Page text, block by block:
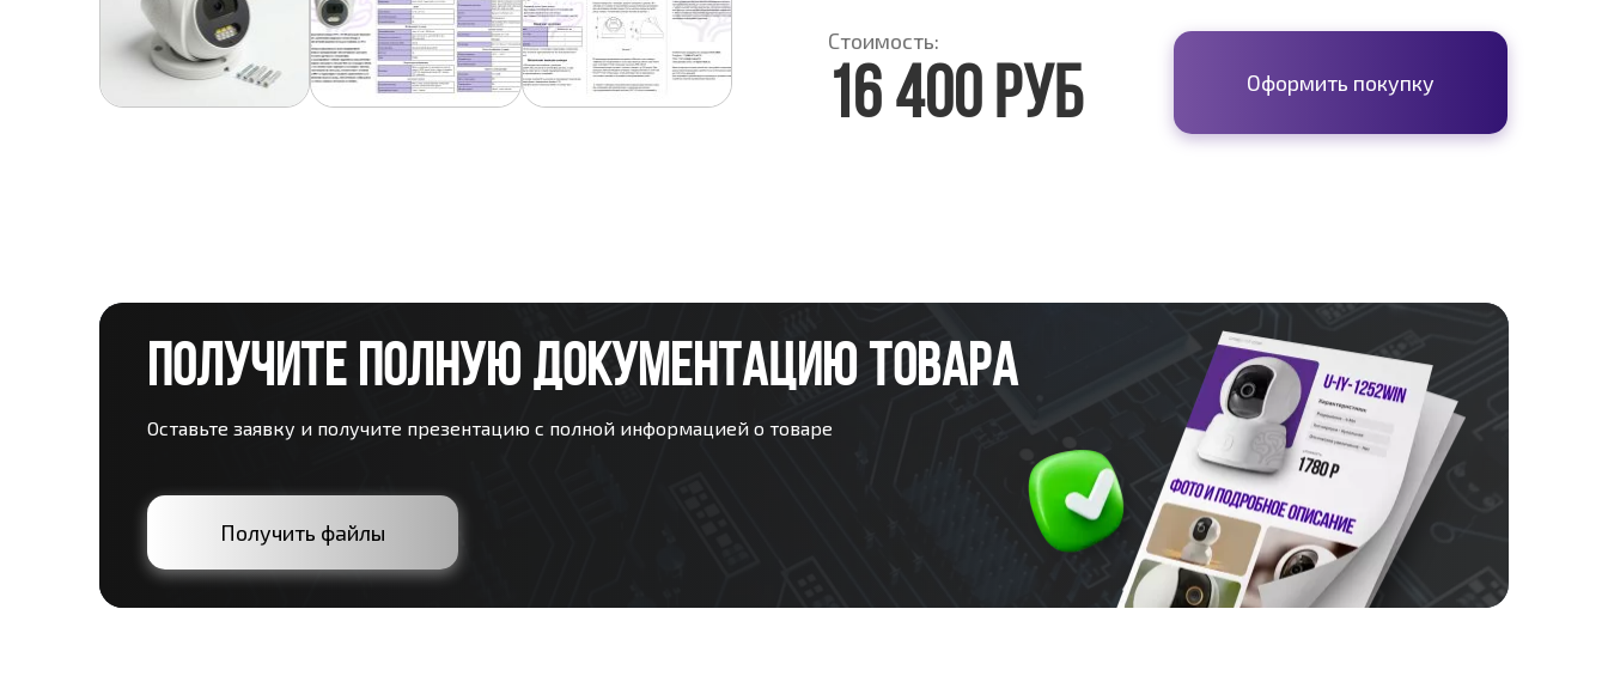
Стоимость:
16 400 руб Оформить покупку
ПОЛУЧИТЕ ПОЛНУЮ ДОКУМЕНТАЦИЮ ТОВАРА
Оставьте заявку и получите презентацию с полной информацией о товаре
Получить файлы